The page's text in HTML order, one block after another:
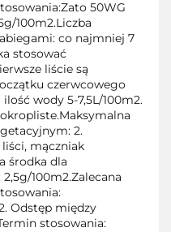
50WG
100m2.Liczba
co najmniej 7
stosować
liście są
czerwcowego
wody 5-7,5L/100m2.
2.
mączniak
środka dla
100m2.Zalecana
Odstęp między
stosowania: